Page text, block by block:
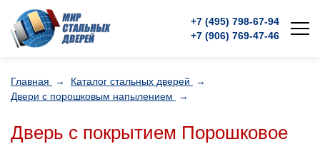
+7 (495) 798-67-94
+7 (906) 769-47-46
Главная → Каталог стальных дверей
→
Двери с порошковым напылением
→
Дверь с покрытием Порошковое